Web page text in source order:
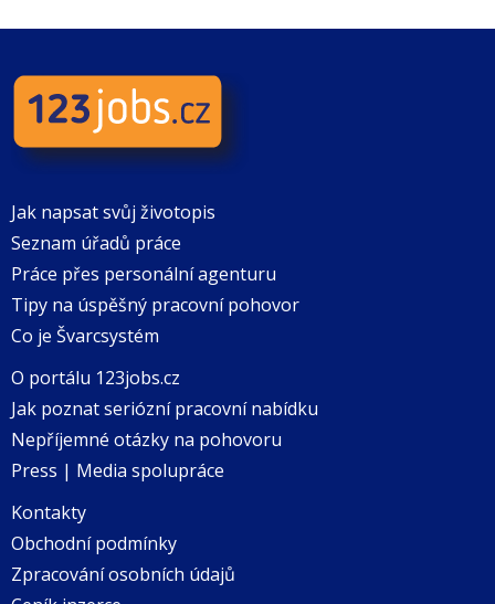
Jak napsat svůj životopis
Seznam úřadů práce
Práce přes personální agenturu
Tipy na úspěšný pracovní pohovor
Co je Švarcsystém
O portálu 123jobs.cz
Jak poznat seriózní pracovní nabídku
Nepříjemné otázky na pohovoru
Press | Media spolupráce
Kontakty
Obchodní podmínky
Zpracování osobních údajů